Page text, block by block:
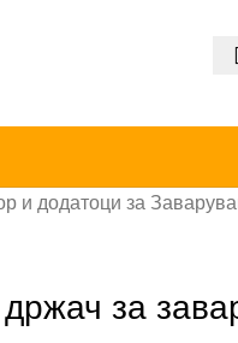
и додатоци за
за